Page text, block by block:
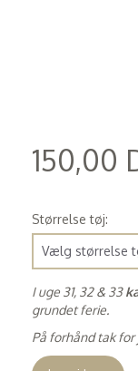
150,00
Størrelse tøj:
I uge 31, 32 & 33
grundet ferie.
På forhånd tak